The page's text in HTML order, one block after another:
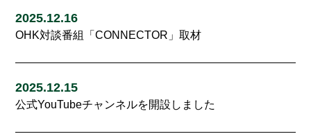
2025.12.16
OHK対談番組「CONNECTOR」取材
2025.12.15
公式YouTubeチャンネルを開設しました